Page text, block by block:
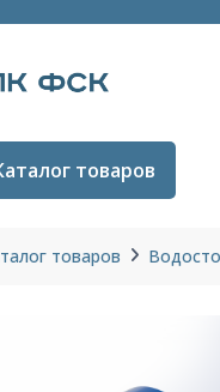
товаров
товаров